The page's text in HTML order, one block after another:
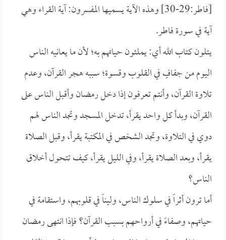
[فاطر:29-30] وهذه الآية يسميها المفسرون: آية القراء وهي
آية في سورة فاطر.
يتلون كتاب الله أي: يملئون حياتهم به؛ لأن ما يعانيه الناس
اليوم من جفافٍ في القلوب وقسوة؛ سببه هجر القرآن، وعدم
تلاوة القرآن، وأنتم تعرفون إذا دخل رمضان وأقبل الناس على
القرآن، وبدأ كل واحد يقرأ، تدخل المسجد وتجد الناس لهم
دوي في التلاوة، وتجد الشخص في المكتبة يقرأ، وقبل الصلاة
يقرأ، وبعد الصلاة يقرأ، وفي الليل يقرأ، كيف تتحول أخلاق
الناس؟
أما ترون أثراً في سلوك الناس، وليناً في قلوبهم، واستقامة في
حياتهم، وصفاءً في أرواحهم بسبب القرآن؟ فإذا انتهى رمضان